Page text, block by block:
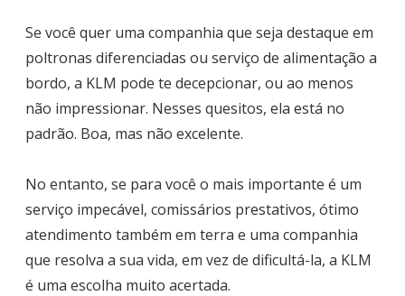
Se você quer uma companhia que seja destaque em
poltronas diferenciadas ou serviço de alimentação a
bordo, a KLM pode te decepcionar, ou ao menos
não impressionar. Nesses quesitos, ela está no
padrão. Boa, mas não excelente.
No entanto, se para você o mais importante é um
serviço impecável, comissários prestativos, ótimo
atendimento também em terra e uma companhia
que resolva a sua vida, em vez de dificultá-la, a KLM
é uma escolha muito acertada.